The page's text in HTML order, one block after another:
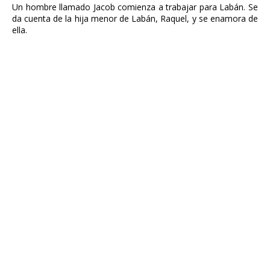
Un hombre llamado Jacob comienza a trabajar para Labán. Se
da cuenta de la hija menor de Labán, Raquel, y se enamora de
ella.